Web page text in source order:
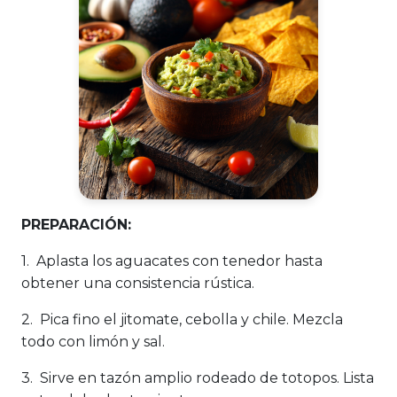
PREPARACIÓN:
1. Aplasta los aguacates con tenedor hasta
obtener una consistencia rústica.
2. Pica fino el jitomate, cebolla y chile. Mezcla
todo con limón y sal.
3. Sirve en tazón amplio rodeado de totopos. Lista